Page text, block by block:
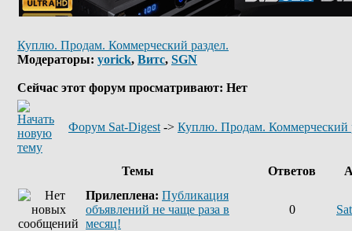
Куплю. Продам. Коммерческий раздел.
Модераторы: yorick, Витс, SGN
Сейчас этот форум просматривают: Нет
Форум Sat-Digest -> Куплю. Продам. Коммерческий
Темы Ответов
Прилеплена: Публикация
объявлений не чаще раза в
месяц!
0